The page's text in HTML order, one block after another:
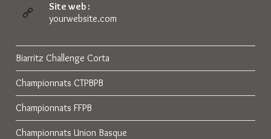
Site web :
yourwebsite.com
Biarritz Challenge Corta
Championnats CTPBPB
Championnats FFPB
Championnats Union Basque